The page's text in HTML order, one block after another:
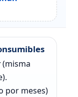
(misma
por meses)